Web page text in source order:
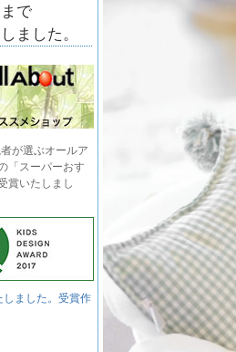
で
ました。
が選ぶオールア
「スーパーおす
賞いたしまし
ました。受賞作